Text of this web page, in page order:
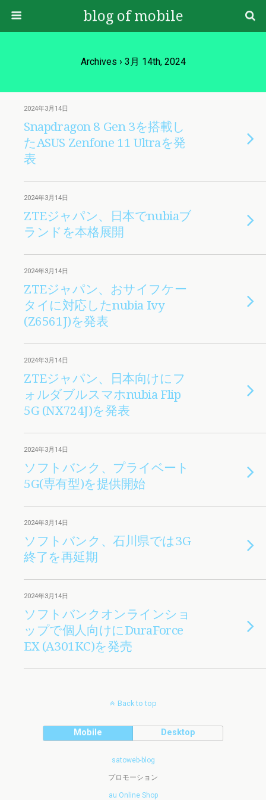
blog of mobile
Archives › 3月 14th, 2024
2024年3月14日
Snapdragon 8 Gen 3を搭載し
たASUS Zenfone 11 Ultraを発
表
2024年3月14日
ZTEジャパン、日本でnubiaブ
ランドを本格展開
2024年3月14日
ZTEジャパン、おサイフケー
タイに対応したnubia Ivy
(Z6561J)を発表
2024年3月14日
ZTEジャパン、日本向けにフ
ォルダブルスマホnubia Flip
5G (NX724J)を発表
2024年3月14日
ソフトバンク、プライベート
5G(専有型)を提供開始
2024年3月14日
ソフトバンク、石川県では3G
終了を再延期
2024年3月14日
ソフトバンクオンラインショ
ップで個人向けにDuraForce
EX (A301KC)を発売
Back to top
Mobile Desktop
satoweb-blog
プロモーション
au Online Shop